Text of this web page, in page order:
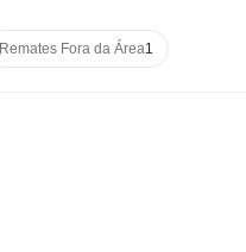
Remates Fora da Área1